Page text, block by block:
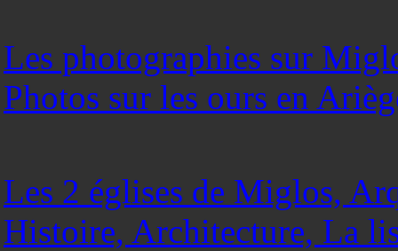
Les photographies sur
Photos sur les ours en
Les 2 églises de Miglos,
Histoire, Architecture, La